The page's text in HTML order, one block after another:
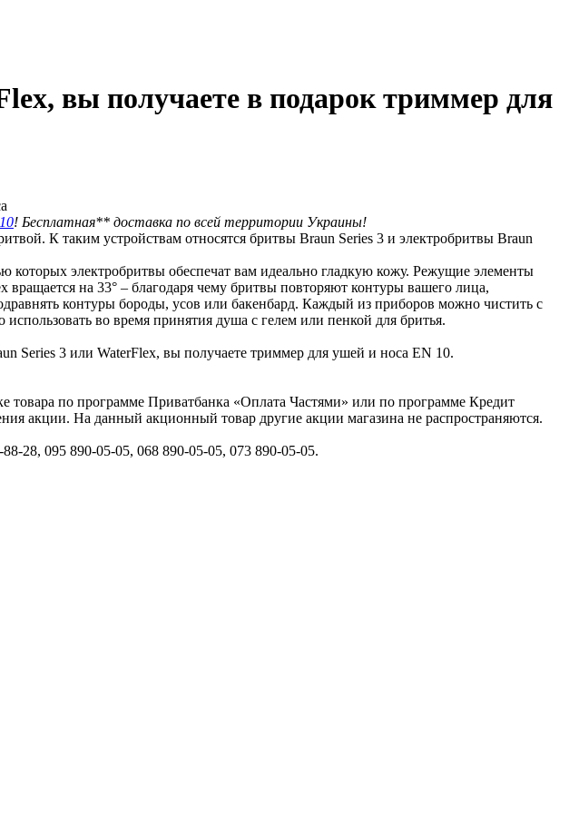
вы получаете в подарок триммер для
! Бесплатная** доставка по всей территории Украины!
К таким устройствам относятся бритвы Braun Series 3 и электробритвы Braun
электробритвы обеспечат вам идеально гладкую кожу. Режущие элементы
на 33° – благодаря чему бритвы повторяют контуры вашего лица,
контуры бороды, усов или бакенбард. Каждый из приборов можно чистить с
во время принятия душа с гелем или пенкой для бритья.
Series 3 или WaterFlex, вы получаете триммер для ушей и носа EN 10.
товара по программе Приватбанка «Оплата Частями» или по программе Кредит
акции. На данный акционный товар другие акции магазина не распространяются.
28, 095 890-05-05, 068 890-05-05, 073 890-05-05.